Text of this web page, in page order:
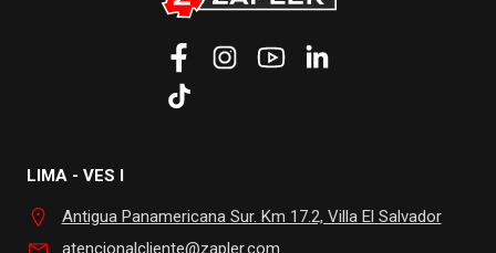
LIMA - VES I
Antigua Panamericana Sur. Km 17.2, Villa El Salvador
atencionalcliente@zapler.com